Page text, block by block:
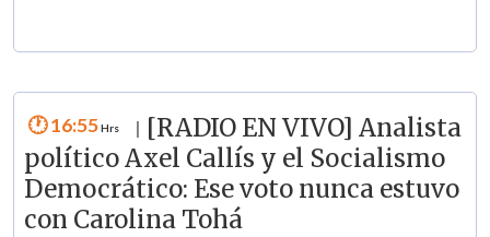
16:55
[RADIO EN VIVO] Analista
político Axel Callís y el Socialismo
Democrático: Ese voto nunca estuvo
con Carolina Tohá